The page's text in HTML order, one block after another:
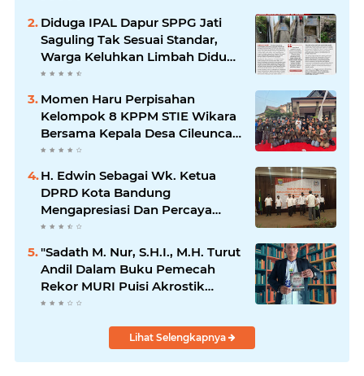
Diduga IPAL Dapur SPPG Jati
Saguling Tak Sesuai Standar,
Warga Keluhkan Limbah Diduga
Mengalir ke Sungai
Momen Haru Perpisahan
Kelompok 8 KPPM STIE Wikara
Bersama Kepala Desa Cileunca
di Kecamatan Bojong
H. Edwin Sebagai Wk. Ketua
DPRD Kota Bandung
Mengapresiasi Dan Percaya
Penuh Kepada Kepemimpinan
Merdi Hajiji Sebagai ketua DPD
Lpm Kota Bandung Periode
2021-2026
"Sadath M. Nur, S.H.I., M.H. Turut
Andil Dalam Buku Pemecah
Rekor MURI Puisi Akrostik
Terbanyak
Lihat Selengkapnya